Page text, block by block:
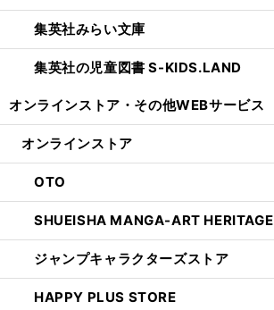
集英社みらい文庫
集英社の児童図書 S-KIDS.LAND
オンラインストア・ その他WEBサービス
オンラインストア
OTO
SHUEISHA MANGA-ART HERITAGE
ジャンプキャラクターズストア
HAPPY PLUS STORE